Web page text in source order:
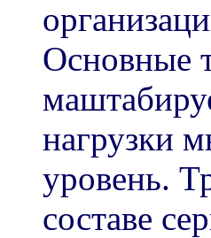
Основные
нагрузки
уровень.
составе